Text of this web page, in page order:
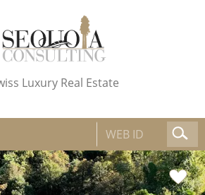
Luxury Real Estate